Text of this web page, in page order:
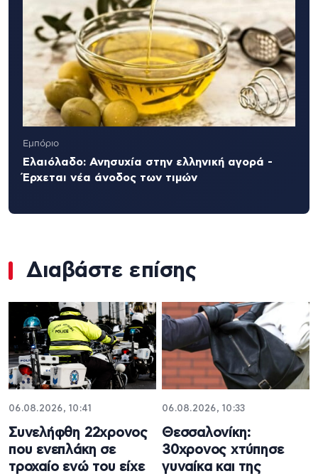
Εμπόριο
Ελαιόλαδο: Ανησυχία στην ελληνική αγορά -
Έρχεται νέα άνοδος των τιμών
Διαβάστε επίσης
06.08.2026, 10:41
Συνελήφθη 22χρονος
που ενεπλάκη σε
τροχαίο ενώ του είχε
06.08.2026, 10:33
Θεσσαλονίκη:
30χρονος χτύπησε
γυναίκα και της